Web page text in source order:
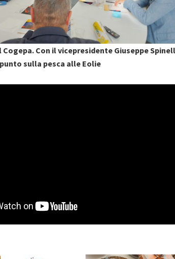
Con il vicepresidente Giuseppe
sulla pesca alle Eolie